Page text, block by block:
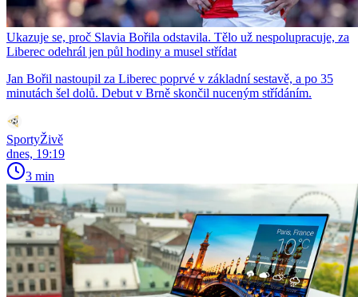
Ukazuje se, proč Slavia Bořila odstavila. Tělo už nespolupracuje, za
Liberec odehrál jen půl hodiny a musel střídat
Jan Bořil nastoupil za Liberec poprvé v základní sestavě, a po 35
minutách šel dolů. Debut v Brně skončil nuceným střídáním.
SportyŽivě
dnes, 19:19
3 min